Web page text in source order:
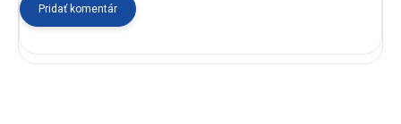
Pridať komentár